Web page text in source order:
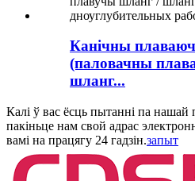
Канічны
(паловачны
шланг...
Калі ў вас ёсць пытанні па нашай
пакіньце нам свой адрас
вамі на працягу 24 гадзін.запыт